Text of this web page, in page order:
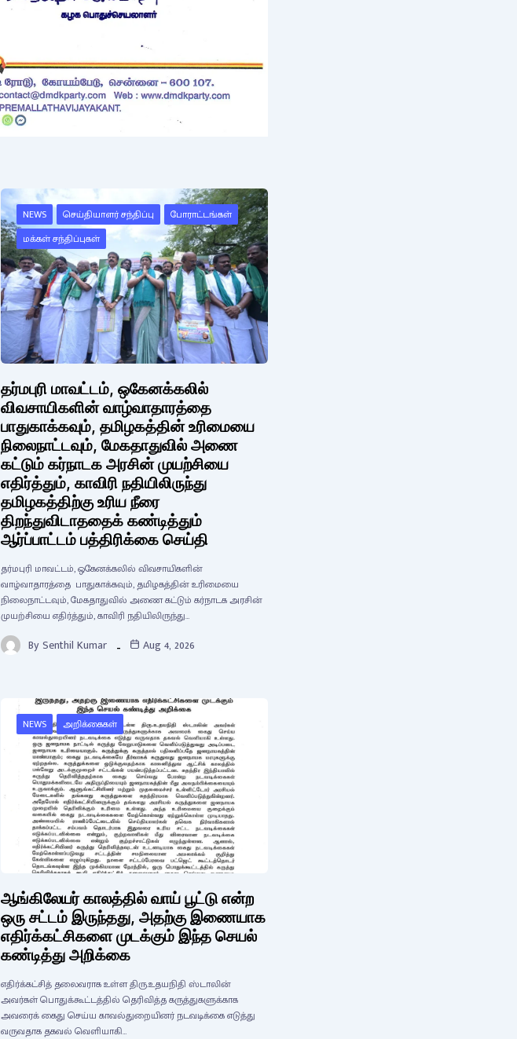
NEWS செய்தியாளர் சந்திப்பு
போராட்டங்கள்
மக்கள் சந்திப்புகள்
தர்மபுரி மாவட்டம், ஒகேனக்கலில்
விவசாயிகளின் வாழ்வாதாரத்தை
பாதுகாக்கவும், தமிழகத்தின் உரிமையை
நிலைநாட்டவும், மேகதாதுவில் அணை
கட்டும் கர்நாடக அரசின் முயற்சியை
எதிர்த்தும், காவிரி நதியிலிருந்து
தமிழகத்திற்கு உரிய நீரை
திறந்துவிடாததைக் கண்டித்தும்
ஆர்ப்பாட்டம் பத்திரிக்கை செய்தி
தர்மபுரி மாவட்டம், ஒகேனக்கலில் விவசாயிகளின்
வாழ்வாதாரத்தை பாதுகாக்கவும், தமிழகத்தின் உரிமையை
நிலைநாட்டவும், மேகதாதுவில் அணை கட்டும் கர்நாடக அரசின்
முயற்சியை எதிர்த்தும், காவிரி நதியிலிருந்து…
By Senthil Kumar Aug 4, 2026
NEWS அறிக்கைகள்
ஆங்கிலேயர் காலத்தில் வாய் பூட்டு என்ற
ஒரு சட்டம் இருந்தது, அதற்கு இணையாக
எதிர்க்கட்சிகளை முடக்கும் இந்த செயல்
கண்டித்து அறிக்கை
எதிர்க்கட்சித் தலைவராக உள்ள திரு.உதயநிதி ஸ்டாலின்
அவர்கள் பொதுக்கூட்டத்தில் தெரிவித்த கருத்துகளுக்காக
அவரைக் கைது செய்ய காவல்துறையினர் நடவடிக்கை எடுத்து
வருவதாக தகவல் வெளியாகி…